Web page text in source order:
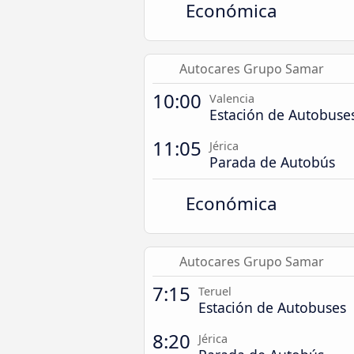
Económica
Autocares Grupo Samar
10:00 Valencia
Estación de
11:05 Jérica
Parada de Autobús
Económica
Autocares Grupo Samar
7:15 Teruel
Estación de Autobuses
8:20 Jérica